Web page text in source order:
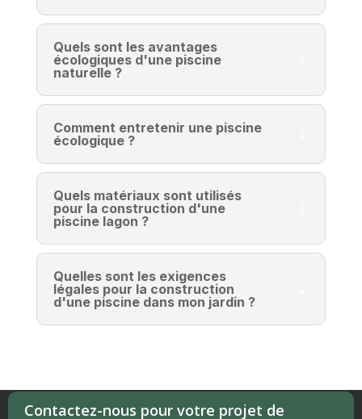
Quels sont les avantages
écologiques d'une piscine
naturelle ?
Comment entretenir une piscine
écologique ?
Quels matériaux sont utilisés
pour la construction d'une
piscine lagon ?
Quelles sont les exigences
légales pour la construction
d'une piscine dans mon jardin ?
Politique de confidentialité Mentions légales
Contactez-nous pour votre projet de